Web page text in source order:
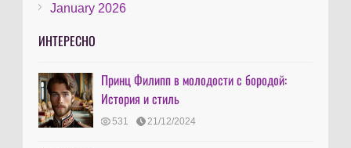
January 2026
ИНТЕРЕСНО
Принц Филипп в молодости с бородой:
История и стиль
531 21/12/2024